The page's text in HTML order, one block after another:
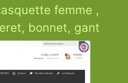
femme ,
bonnet, gant